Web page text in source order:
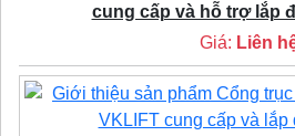
cung cấp và hỗ trợ lắp
Giá: Liên